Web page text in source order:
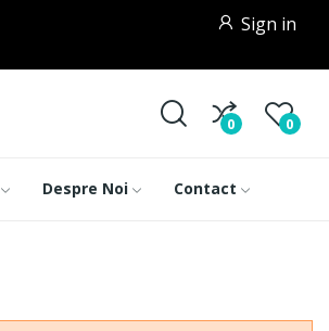
Sign in
0 0
Despre Noi Contact